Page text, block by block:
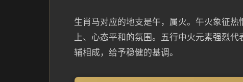
生肖马对应的地支是午，属火。午火象征
上、心态平和的氛围。五行中火元素强烈
辅相成，给予稳健的基调。